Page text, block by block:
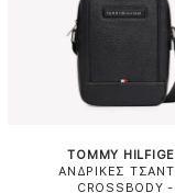
TOMMY
ΑΝΔΡΙΚΕΣ
CROSSBODY -